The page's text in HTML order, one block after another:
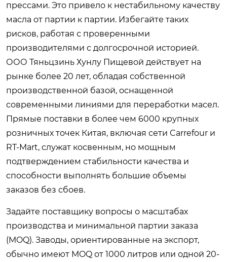
прессами. Это привело к нестабильному качеству
масла от партии к партии. Избегайте таких
рисков, работая с проверенными
производителями с долгосрочной историей.
ООО Тяньцзинь Хунлу Пищевой действует на
рынке более 20 лет, обладая собственной
производственной базой, оснащенной
современными линиями для переработки масел.
Прямые поставки в более чем 6000 крупных
розничных точек Китая, включая сети Carrefour и
RT-Mart, служат косвенным, но мощным
подтверждением стабильности качества и
способности выполнять большие объемы
заказов без сбоев.
Задайте поставщику вопросы о масштабах
производства и минимальной партии заказа
(MOQ). Заводы, ориентированные на экспорт,
обычно имеют MOQ от 1000 литров или одной 20-